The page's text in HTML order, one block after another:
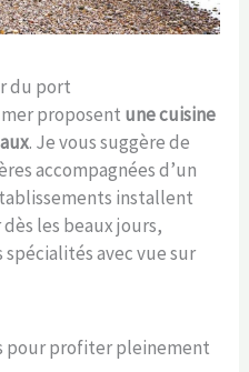
du port
proposent une cuisine
. Je vous suggère de
accompagnées d’un
installent
les beaux jours,
avec vue sur
pour profiter pleinement